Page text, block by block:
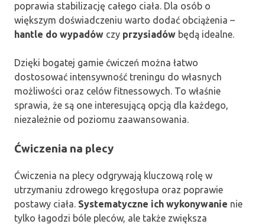
poprawia stabilizację całego ciała. Dla osób o
większym doświadczeniu warto dodać obciążenia –
hantle do wypadów czy przysiadów będą idealne.
Dzięki bogatej gamie ćwiczeń można łatwo
dostosować intensywność treningu do własnych
możliwości oraz celów fitnessowych. To właśnie
sprawia, że są one interesującą opcją dla każdego,
niezależnie od poziomu zaawansowania.
Ćwiczenia na plecy
Ćwiczenia na plecy odgrywają kluczową rolę w
utrzymaniu zdrowego kręgosłupa oraz poprawie
postawy ciała. Systematyczne ich wykonywanie nie
tylko łagodzi bóle pleców, ale także zwiększa